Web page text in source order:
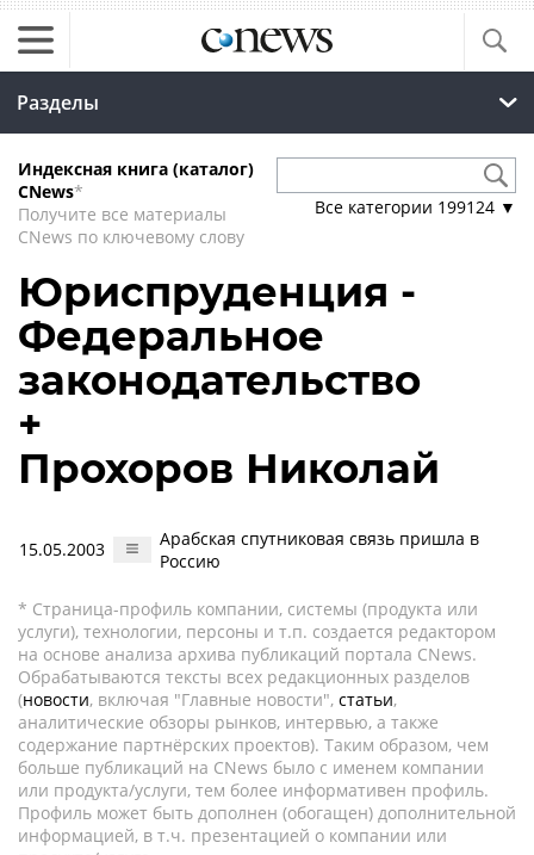
Разделы
Индексная книга (каталог)
CNews*
Получите все материалы
CNews по ключевому слову
Все категории 199124 ▼
Юриспруденция -
Федеральное
законодательство
+
Прохоров Николай
15.05.2003
Арабская спутниковая связь пришла в
Россию
* Страница-профиль компании, системы (продукта или
услуги), технологии, персоны и т.п. создается редактором
на основе анализа архива публикаций портала CNews.
Обрабатываются тексты всех редакционных разделов
(новости, включая "Главные новости", статьи,
аналитические обзоры рынков, интервью, а также
содержание партнёрских проектов). Таким образом, чем
больше публикаций на CNews было с именем компании
или продукта/услуги, тем более информативен профиль.
Профиль может быть дополнен (обогащен) дополнительной
информацией, в т.ч. презентацией о компании или